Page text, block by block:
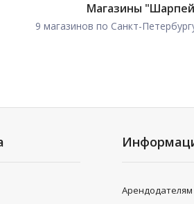
Магазины
9 магазинов по Санкт-
Арендодателям